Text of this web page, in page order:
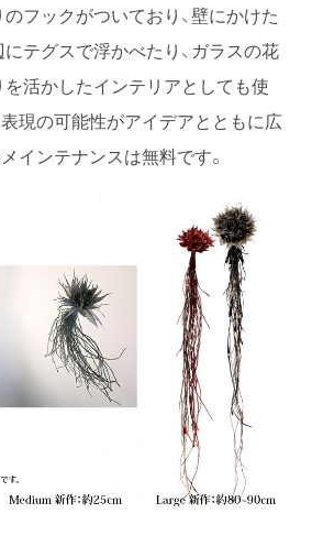
フックがついており、壁にかけた
テグスで浮かべたり、ガラスの花
活かしたインテリアとしても使
現の可能性がアイデアとともに広
インテナンスは無料です。